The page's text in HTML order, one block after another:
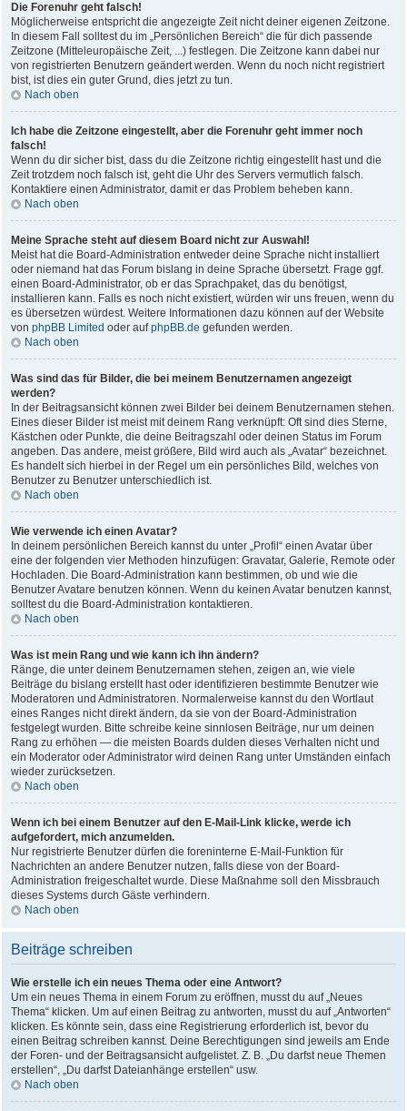
Die Forenuhr geht falsch!
Möglicherweise entspricht die angezeigte Zeit nicht deiner eigenen Zeitzone.
In diesem Fall solltest du im „Persönlichen Bereich“ die für dich passende
Zeitzone (Mitteleuropäische Zeit, ...) festlegen. Die Zeitzone kann dabei nur
von registrierten Benutzern geändert werden. Wenn du noch nicht registriert
bist, ist dies ein guter Grund, dies jetzt zu tun.
Nach oben
Ich habe die Zeitzone eingestellt, aber die Forenuhr geht immer noch
falsch!
Wenn du dir sicher bist, dass du die Zeitzone richtig eingestellt hast und die
Zeit trotzdem noch falsch ist, geht die Uhr des Servers vermutlich falsch.
Kontaktiere einen Administrator, damit er das Problem beheben kann.
Nach oben
Meine Sprache steht auf diesem Board nicht zur Auswahl!
Meist hat die Board-Administration entweder deine Sprache nicht installiert
oder niemand hat das Forum bislang in deine Sprache übersetzt. Frage ggf.
einen Board-Administrator, ob er das Sprachpaket, das du benötigst,
installieren kann. Falls es noch nicht existiert, würden wir uns freuen, wenn du
es übersetzen würdest. Weitere Informationen dazu können auf der Website
von phpBB Limited oder aufphpBB.de gefunden werden.
Nach oben
Was sind das für Bilder, die bei meinem Benutzernamen angezeigt
werden?
In der Beitragsansicht können zwei Bilder bei deinem Benutzernamen stehen.
Eines dieser Bilder ist meist mit deinem Rang verknüpft: Oft sind dies Sterne,
Kästchen oder Punkte, die deine Beitragszahl oder deinen Status im Forum
angeben. Das andere, meist größere, Bild wird auch als „Avatar“ bezeichnet.
Es handelt sich hierbei in der Regel um ein persönliches Bild, welches von
Benutzer zu Benutzer unterschiedlich ist.
Nach oben
Wie verwende ich einen Avatar?
In deinem persönlichen Bereich kannst du unter „Profil“ einen Avatar über
eine der folgenden vier Methoden hinzufügen: Gravatar, Galerie, Remote oder
Hochladen. Die Board-Administration kann bestimmen, ob und wie die
Benutzer Avatare benutzen können. Wenn du keinen Avatar benutzen kannst,
solltest du die Board-Administration kontaktieren.
Nach oben
Was ist mein Rang und wie kann ich ihn ändern?
Ränge, die unter deinem Benutzernamen stehen, zeigen an, wie viele
Beiträge du bislang erstellt hast oder identifizieren bestimmte Benutzer wie
Moderatoren und Administratoren. Normalerweise kannst du den Wortlaut
eines Ranges nicht direkt ändern, da sie von der Board-Administration
festgelegt wurden. Bitte schreibe keine sinnlosen Beiträge, nur um deinen
Rang zu erhöhen — die meisten Boards dulden dieses Verhalten nicht und
ein Moderator oder Administrator wird deinen Rang unter Umständen einfach
wieder zurücksetzen.
Nach oben
Wenn ich bei einem Benutzer auf den E-Mail-Link klicke, werde ich
aufgefordert, mich anzumelden.
Nur registrierte Benutzer dürfen die foreninterne E-Mail-Funktion für
Nachrichten an andere Benutzer nutzen, falls diese von der Board-
Administration freigeschaltet wurde. Diese Maßnahme soll den Missbrauch
dieses Systems durch Gäste verhindern.
Nach oben
Beiträge schreiben
Wie erstelle ich ein neues Thema oder eine Antwort?
Um ein neues Thema in einem Forum zu eröffnen, musst du auf „Neues
Thema“ klicken. Um auf einen Beitrag zu antworten, musst du auf „Antworten“
klicken. Es könnte sein, dass eine Registrierung erforderlich ist, bevor du
einen Beitrag schreiben kannst. Deine Berechtigungen sind jeweils am Ende
der Foren- und der Beitragsansicht aufgelistet. Z. B. „Du darfst neue Themen
erstellen“, „Du darfst Dateianhänge erstellen“ usw.
Nach oben